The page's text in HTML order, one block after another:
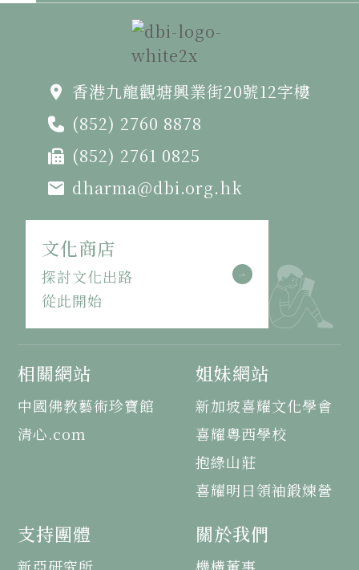
香港九龍觀塘興業街20號12字樓
(852) 2760 8878
(852) 2761 0825
dharma@dbi.org.hk
文化商店
探討文化出路
從此開始
相關網站
中國佛教藝術珍寶館
清心.com
姐妹網站
新加坡喜耀文化學會
喜耀粵西學校
抱綠山莊
喜耀明日領袖鍛煉營
支持團體 關於我們